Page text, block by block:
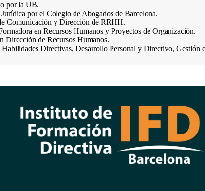
por la UB.
por el Colegio de Abogados de Barcelona.
Comunicación y Dirección de RRHH.
en Recursos Humanos y Proyectos de Organización.
Dirección de Recursos Humanos.
Habilidades Directivas, Desarrollo Personal y Directivo, Gestión